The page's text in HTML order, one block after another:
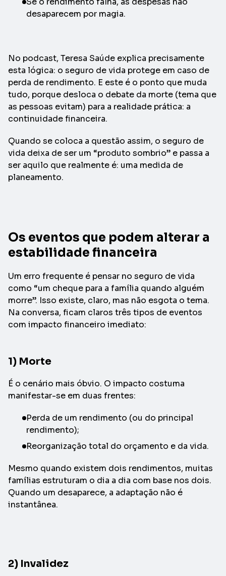
desaparecem por magia.
No podcast, Teresa Saúde explica precisamente
esta lógica: o seguro de vida protege em caso de
perda de rendimento. E este é o ponto que muda
tudo, porque desloca o debate da morte (tema que
as pessoas evitam) para a realidade prática: a
continuidade financeira.
Quando se coloca a questão assim, o seguro de
vida deixa de ser um “produto sombrio” e passa a
ser aquilo que realmente é: uma medida de
planeamento.
Os eventos que podem alterar a
estabilidade financeira
Um erro frequente é pensar no seguro de vida
como “um cheque para a família quando alguém
morre”. Isso existe, claro, mas não esgota o tema.
Na conversa, ficam claros três tipos de eventos
com impacto financeiro imediato:
1) Morte
É o cenário mais óbvio. O impacto costuma
manifestar-se em duas frentes:
Perda de um rendimento (ou do principal
rendimento);
Reorganização total do orçamento e da vida.
Mesmo quando existem dois rendimentos, muitas
famílias estruturam o dia a dia com base nos dois.
Quando um desaparece, a adaptação não é
instantânea.
2) Invalidez